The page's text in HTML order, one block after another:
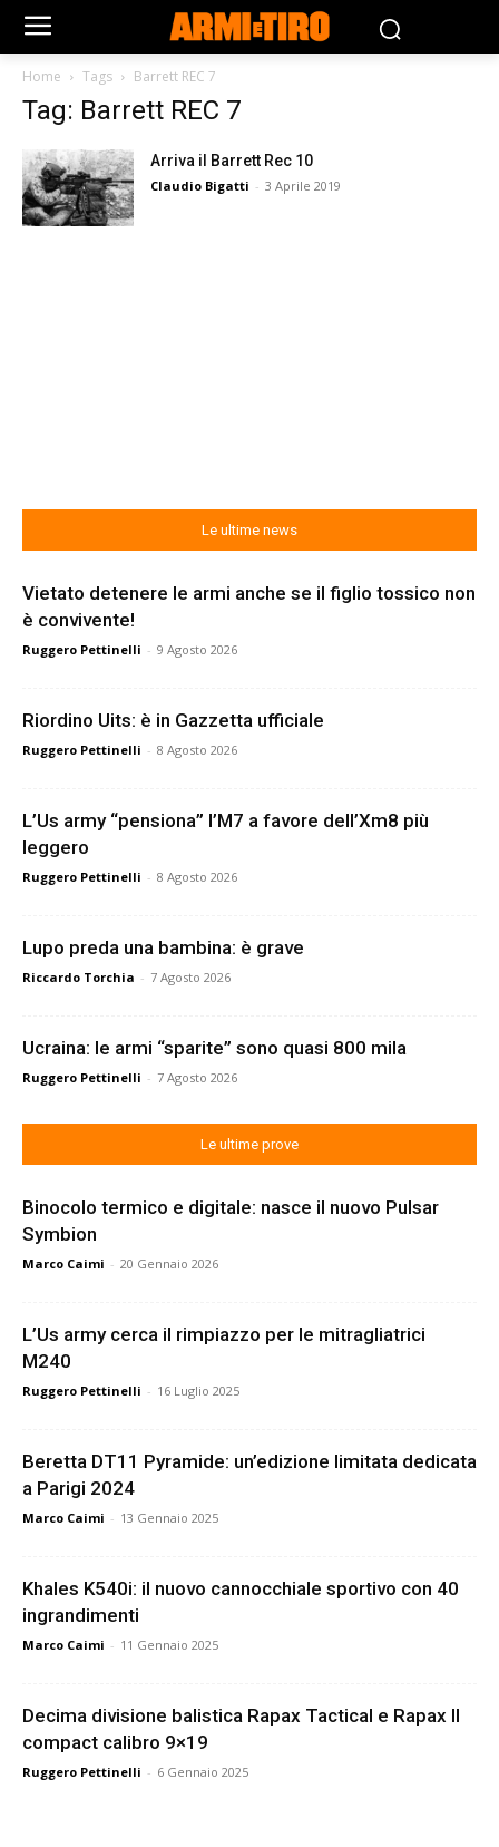
Home Tags Barrett REC 7
Tag: Barrett REC 7
Arriva il Barrett Rec 10
Claudio Bigatti - 3 Aprile 2019
Le ultime news
Vietato detenere le armi anche se il figlio tossico non
è convivente!
Ruggero Pettinelli - 9 Agosto 2026
Riordino Uits: è in Gazzetta ufficiale
Ruggero Pettinelli - 8 Agosto 2026
L’Us army “pensiona” l’M7 a favore dell’Xm8 più
leggero
Ruggero Pettinelli - 8 Agosto 2026
Lupo preda una bambina: è grave
Riccardo Torchia - 7 Agosto 2026
Ucraina: le armi “sparite” sono quasi 800 mila
Ruggero Pettinelli - 7 Agosto 2026
Le ultime prove
Binocolo termico e digitale: nasce il nuovo Pulsar
Symbion
Marco Caimi - 20 Gennaio 2026
L’Us army cerca il rimpiazzo per le mitragliatrici
M240
Ruggero Pettinelli - 16 Luglio 2025
Beretta DT11 Pyramide: un’edizione limitata dedicata
a Parigi 2024
Marco Caimi - 13 Gennaio 2025
Khales K540i: il nuovo cannocchiale sportivo con 40
ingrandimenti
Marco Caimi - 11 Gennaio 2025
Decima divisione balistica Rapax Tactical e Rapax II
compact calibro 9×19
Ruggero Pettinelli - 6 Gennaio 2025